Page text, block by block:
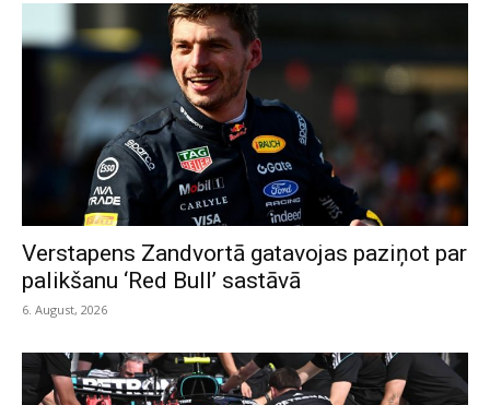
Verstapens Zandvortā gatavojas paziņot par
palikšanu ‘Red Bull’ sastāvā
6. August, 2026